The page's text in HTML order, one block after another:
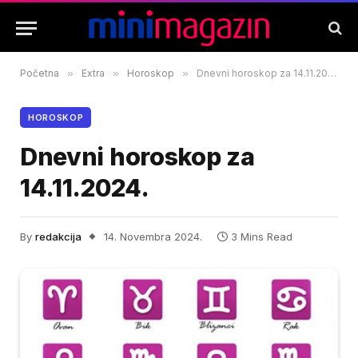
Početna » Extra » Horoskop » Dnevni horoskop za 14.11.2024.
HOROSKOP
Dnevni horoskop za
14.11.2024.
By redakcija 14. Novembra 2024. 3 Mins Read